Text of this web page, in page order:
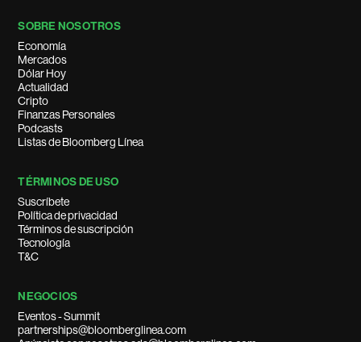
SOBRE NOSOTROS
Economía
Mercados
Dólar Hoy
Actualidad
Cripto
Finanzas Personales
Podcasts
Listas de Bloomberg Línea
TÉRMINOS DE USO
Suscríbete
Política de privacidad
Términos de suscripción
Tecnología
T&C
NEGOCIOS
Eventos - Summit
partnerships@bloomberglinea.com